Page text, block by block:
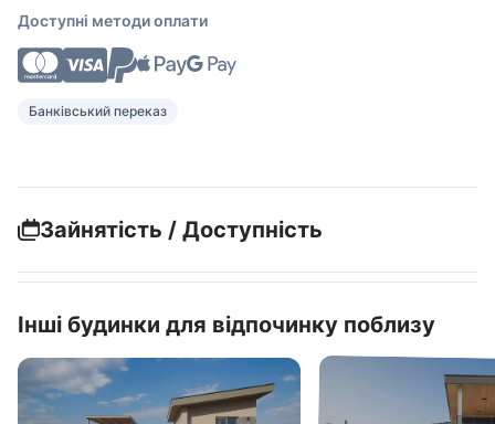
Доступні методи оплати
Банківський переказ
Зайнятість / Доступність
Інші будинки для відпочинку поблизу